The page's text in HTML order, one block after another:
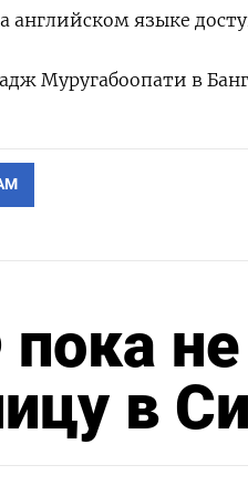
английском языке
Муругабоопати в
в